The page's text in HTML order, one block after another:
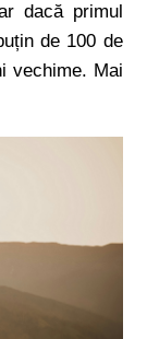
dacă primul
de 100 de
vechime. Mai